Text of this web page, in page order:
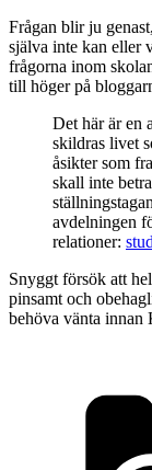
Frågan blir ju
själva inte kan eller
frågorna inom
till höger på
Det här är en
skildras livet
åsikter som
skall inte
avdelningen
relationer:
Snyggt försök att
pinsamt och
behöva vänta innan